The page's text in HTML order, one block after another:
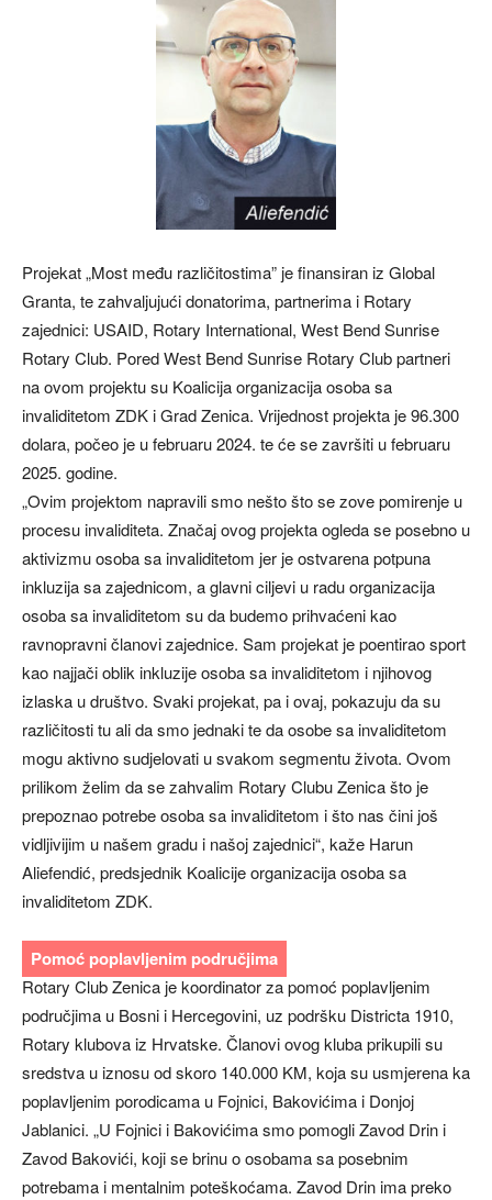
Projekat „Most među različitostima” je finansiran iz Global
Granta, te zahvaljujući donatorima, partnerima i Rotary
zajednici: USAID, Rotary International, West Bend Sunrise
Rotary Club. Pored West Bend Sunrise Rotary Club partneri
na ovom projektu su Koalicija organizacija osoba sa
invaliditetom ZDK i Grad Zenica. Vrijednost projekta je 96.300
dolara, počeo je u februaru 2024. te će se završiti u februaru
2025. godine.
„Ovim projektom napravili smo nešto što se zove pomirenje u
procesu invaliditeta. Značaj ovog projekta ogleda se posebno u
aktivizmu osoba sa invaliditetom jer je ostvarena potpuna
inkluzija sa zajednicom, a glavni ciljevi u radu organizacija
osoba sa invaliditetom su da budemo prihvaćeni kao
ravnopravni članovi zajednice. Sam projekat je poentirao sport
kao najjači oblik inkluzije osoba sa invaliditetom i njihovog
izlaska u društvo. Svaki projekat, pa i ovaj, pokazuju da su
različitosti tu ali da smo jednaki te da osobe sa invaliditetom
mogu aktivno sudjelovati u svakom segmentu života. Ovom
prilikom želim da se zahvalim Rotary Clubu Zenica što je
prepoznao potrebe osoba sa invaliditetom i što nas čini još
vidljivijim u našem gradu i našoj zajednici“, kaže Harun
Aliefendić, predsjednik Koalicije organizacija osoba sa
invaliditetom ZDK.
Pomoć poplavljenim područjima
Rotary Club Zenica je koordinator za pomoć poplavljenim
područjima u Bosni i Hercegovini, uz podršku Districta 1910,
Rotary klubova iz Hrvatske. Članovi ovog kluba prikupili su
sredstva u iznosu od skoro 140.000 KM, koja su usmjerena ka
poplavljenim porodicama u Fojnici, Bakovićima i Donjoj
Jablanici. „U Fojnici i Bakovićima smo pomogli Zavod Drin i
Zavod Bakovići, koji se brinu o osobama sa posebnim
potrebama i mentalnim poteškoćama. Zavod Drin ima preko